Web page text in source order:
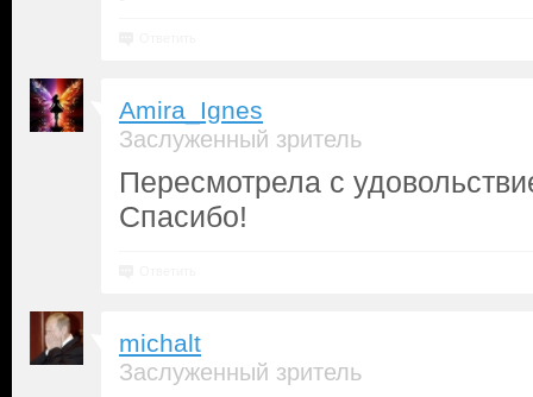
Amira_Ignes
Заслуженный зритель
Пересмотрела с
Спасибо!
michalt
Заслуженный зритель